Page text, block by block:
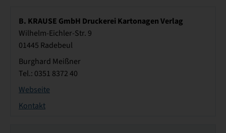
B. KRAUSE GmbH Druckerei Kartonagen Verlag
Wilhelm-Eichler-Str. 9
01445 Radebeul
Burghard Meißner
Tel.: 0351 8372 40
Webseite
Kontakt